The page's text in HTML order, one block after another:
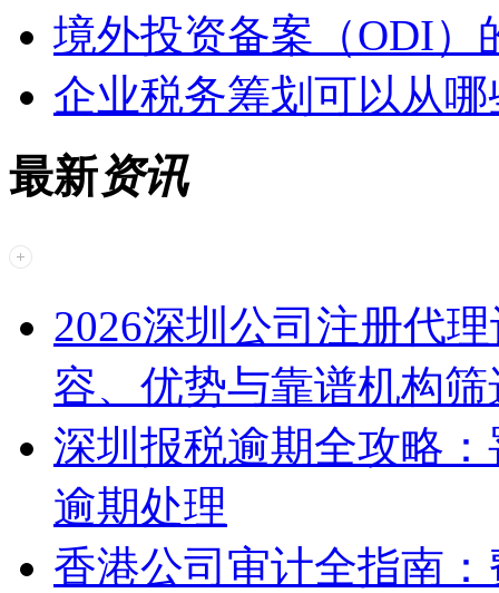
境外投资备案（ODI）
企业税务筹划可以从
最新资讯
2026深圳公司注册代
容、优势与靠谱机构筛
深圳报税逾期全攻略
逾期处理
香港公司审计全指南